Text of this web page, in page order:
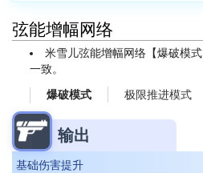
弦能增幅网络
米雪儿弦能增幅网络【爆破模
一致。
爆破模式 极限推进模式
输出
基础伤害提升